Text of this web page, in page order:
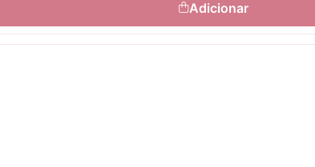
Adicionar